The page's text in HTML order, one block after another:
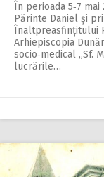
În perioada 5‑7
Părinte Daniel și
Înaltpreasfințitului
Arhiepiscopia
socio‑medical „Sf.
lucrările…